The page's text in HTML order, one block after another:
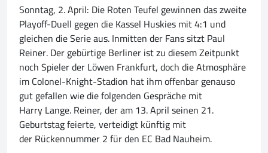
Sonntag, 2. April: Die Roten Teufel gewinnen das zweite
Playoff-Duell gegen die Kassel Huskies mit 4:1 und
gleichen die Serie aus. Inmitten der Fans sitzt Paul
Reiner. Der gebürtige Berliner ist zu diesem Zeitpunkt
noch Spieler der Löwen Frankfurt, doch die Atmosphäre
im Colonel-Knight-Stadion hat ihm offenbar genauso
gut gefallen wie die folgenden Gespräche mit
Harry Lange. Reiner, der am 13. April seinen 21.
Geburtstag feierte, verteidigt künftig mit
der Rückennummer 2 für den EC Bad Nauheim.